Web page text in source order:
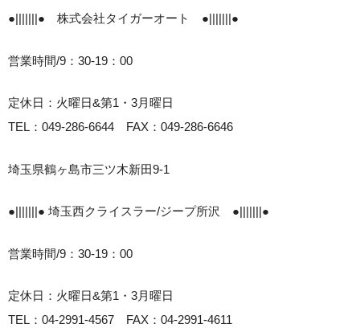
●|||||||● 株式会社タイガーオート ●|||||||●
営業時間/9：30-19：00
定休日：火曜日&第1・3月曜日
TEL：049-286-6644 FAX：049-286-6646
埼玉県鶴ヶ島市三ツ木新田9-1
●|||||||● 埼玉西クライスラー/ジープ所沢 ●|||||||●
営業時間/9：30-19：00
定休日：火曜日&第1・3月曜日
TEL：04-2991-4567 FAX：04-2991-4611